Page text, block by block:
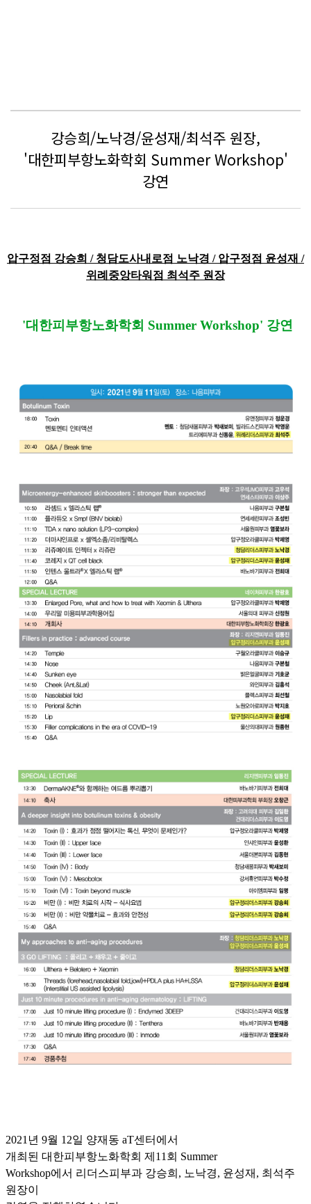
강승희/노낙경/윤성재/최석주 원장,
'대한피부항노화학회 Summer Workshop'
강연
압구정점 강승희 / 청담도사내로점 노낙경 / 압구정점 윤성재 /
위례중앙타워점 최석주 원장
'대한피부항노화학회 Summer Workshop' 강연
2021년 9월 12일 양재동 aT센터에서
개최된대한피부항노화학회 제11회 Summer
Workshop에서 리더스피부과 강승희, 노낙경, 윤성재, 최석주
원장이